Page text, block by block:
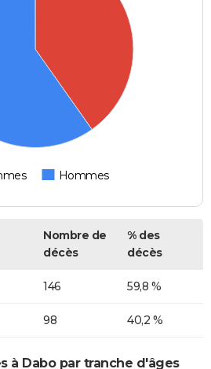
Hommes
Nombre de
décès
% des
décès
146 59,8 %
98 40,2 %
à Dabo par tranche d'âges